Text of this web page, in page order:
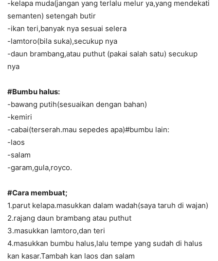
-kelapa muda(jangan yang terlalu melur ya,yang mendekati
semanten) setengah butir
-ikan teri,banyak nya sesuai selera
-lamtoro(bila suka),secukup nya
-daun brambang,atau puthut (pakai salah satu) secukup
nya
#Bumbu halus:
-bawang putih(sesuaikan dengan bahan)
-kemiri
-cabai(terserah.mau sepedes apa)#bumbu lain:
-laos
-salam
-garam,gula,royco.
#Cara membuat;
1.parut kelapa.masukkan dalam wadah(saya taruh di wajan)
2.rajang daun brambang atau puthut
3.masukkan lamtoro,dan teri
4.masukkan bumbu halus,lalu tempe yang sudah di halus
kan kasar.Tambah kan laos dan salam